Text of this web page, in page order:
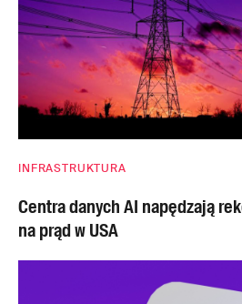
INFRASTRUKTURA
Centra danych AI napędzają
na prąd w USA